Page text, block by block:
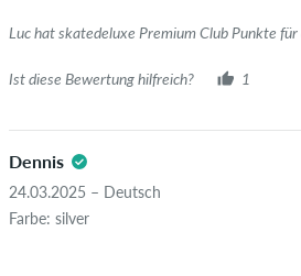
Luc hat skatedeluxe Premium Club Punkte
Ist diese Bewertung hilfreich? 1
Dennis
24.03.2025 – Deutsch
Farbe: silver